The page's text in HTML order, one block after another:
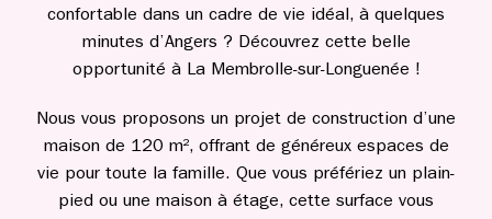
confortable dans un cadre de vie idéal, à quelques
minutes d’Angers ? Découvrez cette belle
opportunité à La Membrolle-sur-Longuenée !
Nous vous proposons un projet de construction d’une
maison de 120 m², offrant de généreux espaces de
vie pour toute la famille. Que vous préfériez un plain-
pied ou une maison à étage, cette surface vous